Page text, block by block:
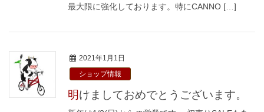
最大限に強化しております。特にCANNO […]
2021年1月1日
ショップ情報
明けましておめでとうございます。